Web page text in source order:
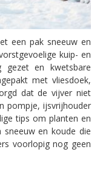
een pak sneeuw en
kuip- en
en kwetsbare
met vliesdoek,
dat de vijver niet
pompje, ijsvrijhouder
tips om planten en
en koude die
voorlopig nog geen